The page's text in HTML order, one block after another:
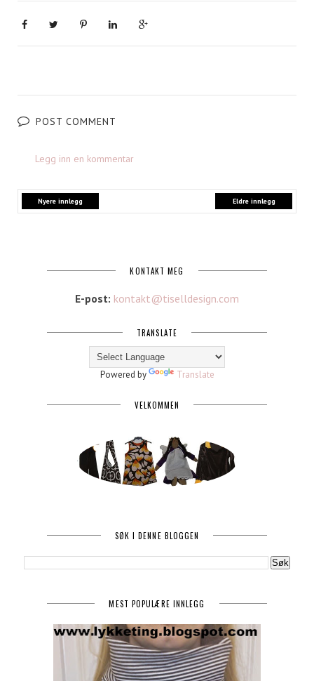
POST COMMENT
Legg inn en kommentar
Nyere innlegg Eldre innlegg
KONTAKT MEG
E-post: kontakt@tiselldesign.com
TRANSLATE
Powered by Translate
VELKOMMEN
SØK I DENNE BLOGGEN
MEST POPULÆRE INNLEGG